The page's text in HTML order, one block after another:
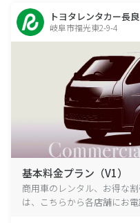
トヨタレンタカー長良
岐阜市福光東2-9-4
基本料金プラン（V1）
商用車のレンタル、お得な
は、こちらから各店舗にお電